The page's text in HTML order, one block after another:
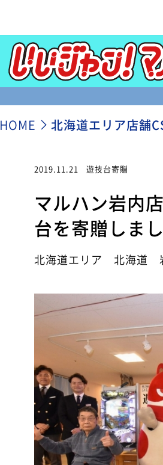
HOME 北海道エリア店舗
2019.11.21 遊技台寄贈
マルハン岩内
台を寄贈しま
北海道エリア 北海道